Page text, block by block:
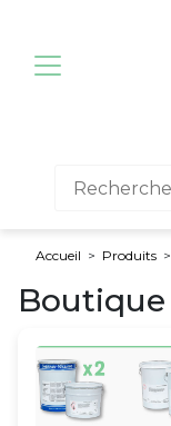
Accueil > Produits >
Boutique